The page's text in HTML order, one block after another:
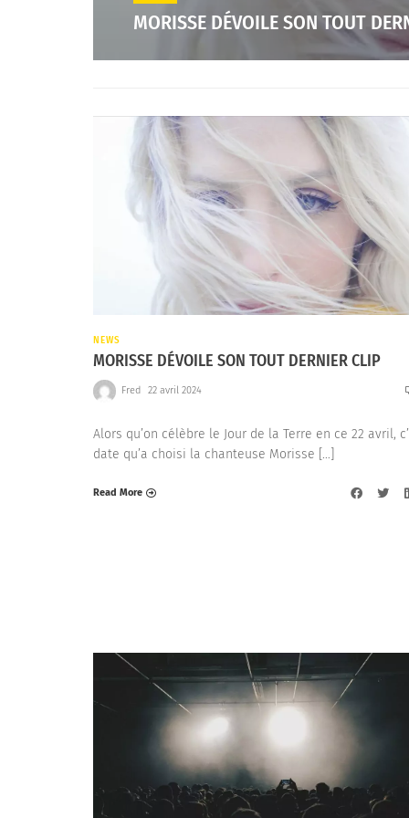
MORISSE DÉVOILE SON TOUT
NEWS
MORISSE DÉVOILE SON TOUT DERNIER CLIP
Fred 22 avril 2024
Alors qu’on célèbre le Jour de la Terre en ce 22 avril,
date qu’a choisi la chanteuse Morisse […]
Read More